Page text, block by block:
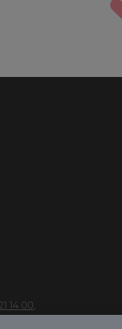
14 00,